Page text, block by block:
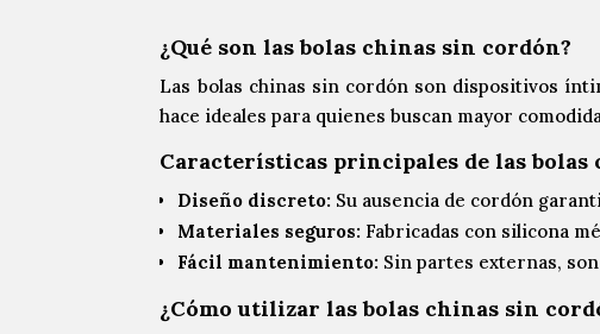
¿Qué son las bolas chinas sin cordón?
Las bolas chinas sin cordón son dispositivos
hace ideales para quienes buscan mayor
Características principales de las
Diseño discreto: Su ausencia de cordón
Materiales seguros: Fabricadas con silicona
Fácil mantenimiento: Sin partes externas,
¿Cómo utilizar las bolas chinas sin